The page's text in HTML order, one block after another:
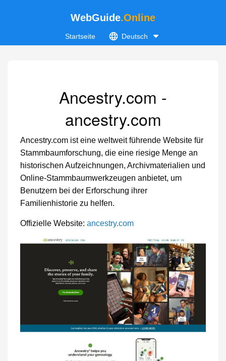
WebGuide.Online
Startseite Deutsch
Ancestry.com -
ancestry.com
Ancestry.com ist eine weltweit führende Website für
Stammbaumforschung, die eine riesige Menge an
historischen Aufzeichnungen, Archivmaterialien und
Online-Stammbaumwerkzeugen anbietet, um
Benutzern bei der Erforschung ihrer
Familienhistorie zu helfen.
Offizielle Website: ancestry.com